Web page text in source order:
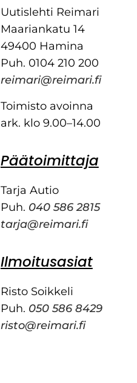
Uutislehti Reimari
Maariankatu 14
49400 Hamina
Puh. 0104 210 200
reimari@reimari.fi
Toimisto avoinna
ark. klo 9.00–14.00
Päätoimittaja
Tarja Autio
Puh. 040 586 2815
tarja@reimari.fi
Ilmoitusasiat
Risto Soikkeli
Puh. 050 586 8429
risto@reimari.fi